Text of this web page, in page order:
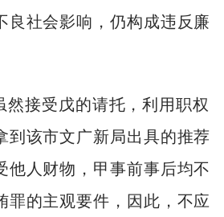
良社会影响，仍构成违反廉
然接受戊的请托，利用职权
到该市文广新局出具的推荐
他人财物，甲事前事后均不
罪的主观要件，因此，不应